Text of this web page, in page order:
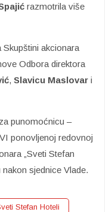
razmotrila više
Skupštini akcionara
Odbora direktora
, Slavicu Maslovar i
za punomoćnicu –
ponovljenoj redovnoj
„Sveti Stefan
sjednice Vlade.
Stefan Hoteli